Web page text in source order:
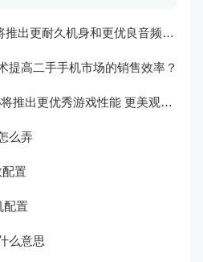
Motorola Moto X8将推出更耐久机身和更优良音频效果
提高二手手机市场的销售效率？
Nubia Red Magic 6将推出更优秀游戏性能 更美观的外观设计
么弄
置
配置
么意思